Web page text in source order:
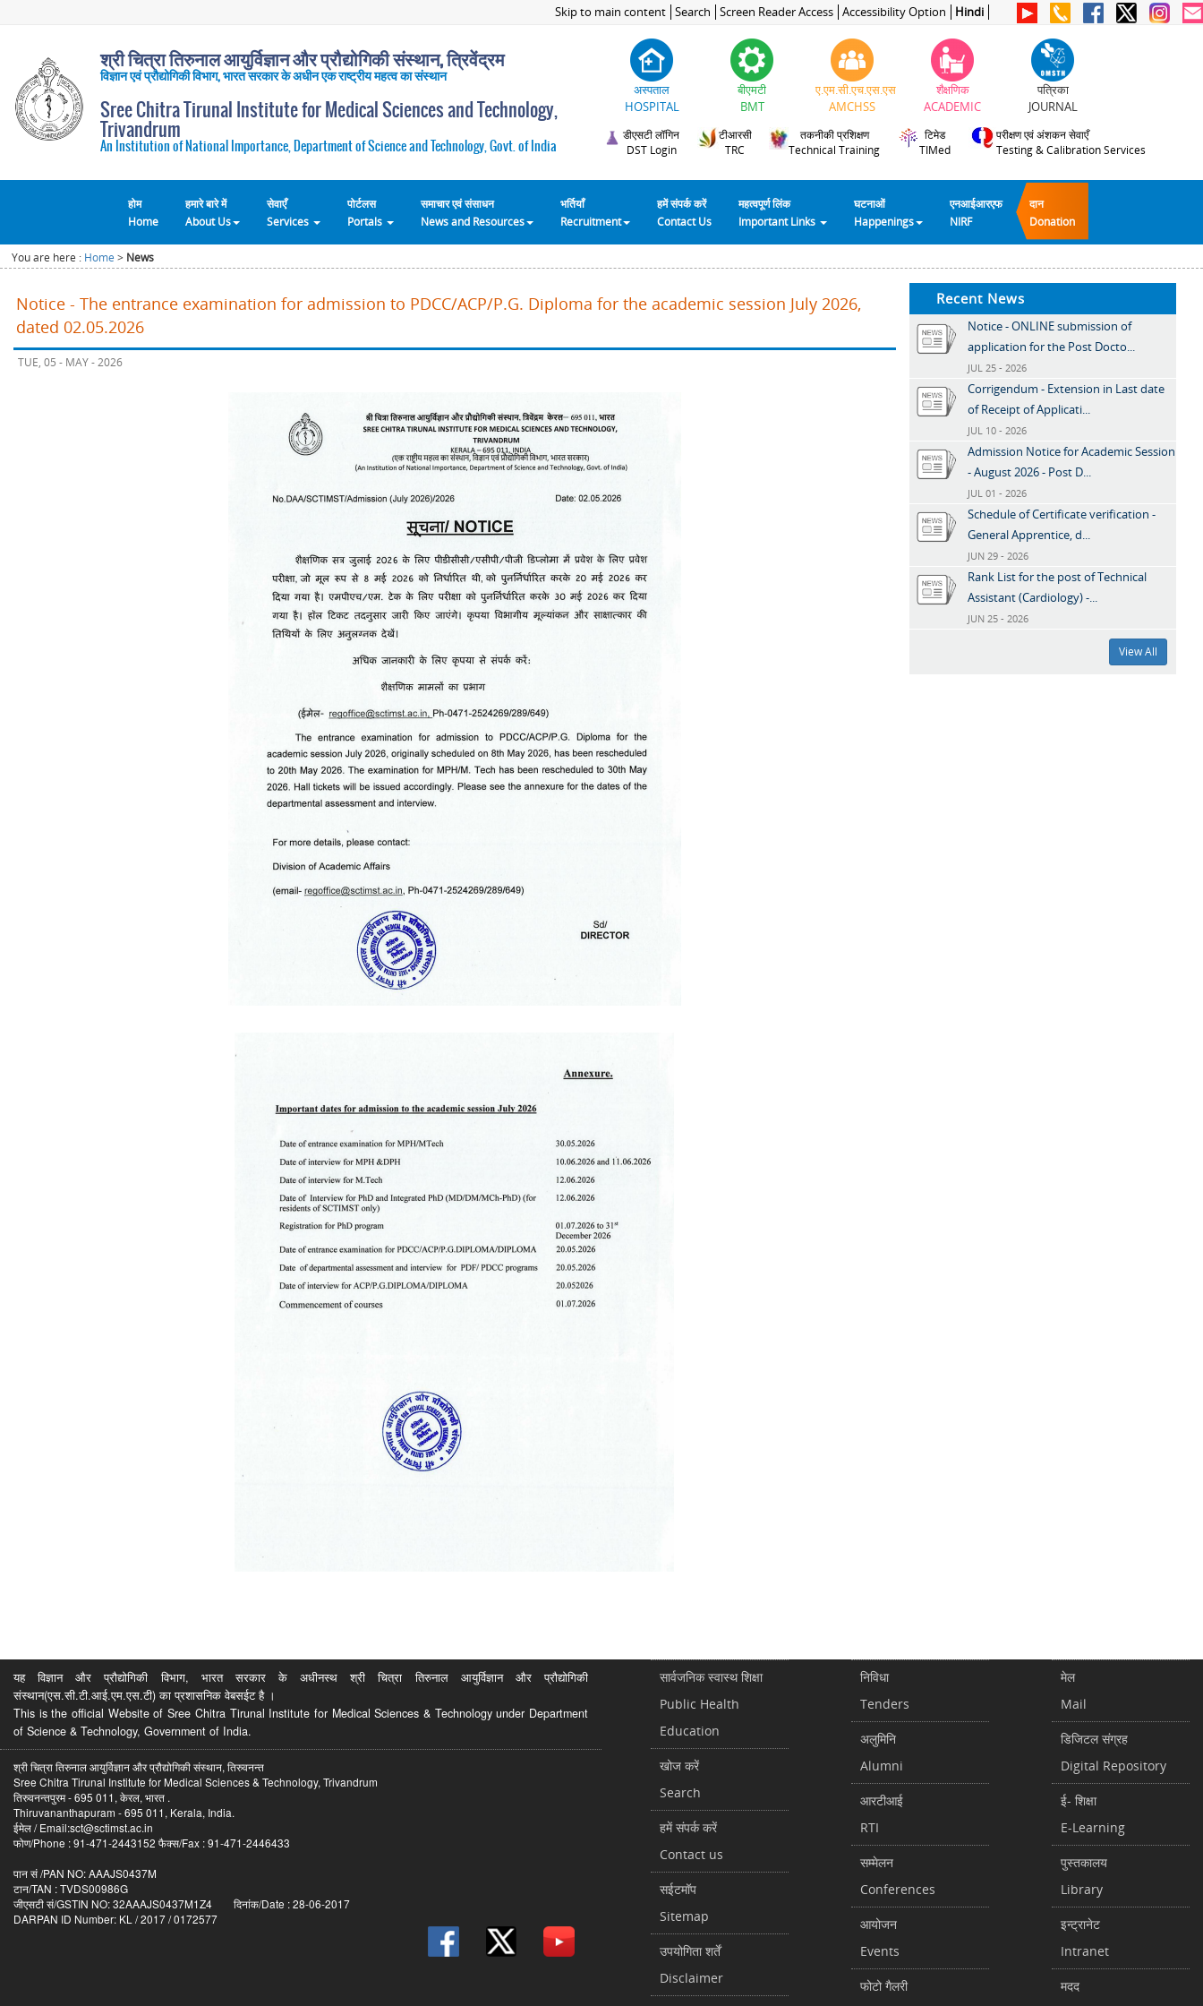
Skip to main content Search Screen Reader Access Accessibility Option Hindi
श्री चित्रा तिरुनाल आयुर्विज्ञान और प्रौद्योगिकी संस्थान, त्रिवेंद्रम
विज्ञान एवं प्रौद्योगिकी विभाग, भारत सरकार के अधीन एक राष्ट्रीय महत्व का संस्थान
Sree Chitra Tirunal Institute for Medical Sciences and Technology,
Trivandrum
An Institution of National Importance, Department of Science and Technology, Govt. of India
अस्पताल
HOSPITAL
बीएमटी
BMT
ए.एम.सी.एच.एस.एस
AMCHSS
शैक्षणिक
ACADEMIC
पत्रिका
JOURNAL
डीएसटी लॉगिन
DST Login
टीआरसी
TRC
तकनीकी प्रशिक्षण
Technical Training
टिमेड
TIMed
परीक्षण एवं अंशकन सेवाएँ
Testing & Calibration Services
होम
Home
हमारे बारे में
About Us
सेवाएँ
Services
पोर्टलस
Portals
समाचार एवं संसाधन
News and Resources
भर्तियाँ
Recruitment
हमें संपर्क करें
Contact Us
महत्वपूर्ण लिंक
Important Links
घटनाओं
Happenings
एनआईआरएफ
NIRF
दान
Donation
You are here : Home > News
Notice - The entrance examination for admission to PDCC/ACP/P.G. Diploma for the academic session July 2026,
dated 02.05.2026
TUE, 05 - MAY - 2026
Recent News
Notice - ONLINE submission of
application for the Post Docto...
JUL 25 - 2026
Corrigendum - Extension in Last date
of Receipt of Applicati...
JUL 10 - 2026
Admission Notice for Academic Session
- August 2026 - Post D...
JUL 01 - 2026
Schedule of Certificate verification -
General Apprentice, d...
JUN 29 - 2026
Rank List for the post of Technical
Assistant (Cardiology) -...
JUN 25 - 2026
View All
यह विज्ञान और प्रौद्योगिकी विभाग, भारत सरकार के अधीनस्थ श्री चित्रा तिरुनाल आयुर्विज्ञान और प्रौद्योगिकी
संस्थान(एस.सी.टी.आई.एम.एस.टी) का प्रशासनिक वेबसईट है ।
This is the official Website of Sree Chitra Tirunal Institute for Medical Sciences & Technology under Department
of Science & Technology, Government of India.
श्री चित्रा तिरुनाल आयुर्विज्ञान और प्रौद्योगिकी संस्थान, तिरुवनन्त
Sree Chitra Tirunal Institute for Medical Sciences & Technology, Trivandrum
तिरुवनन्तपुरम - 695 011, केरल, भारत .
Thiruvananthapuram - 695 011, Kerala, India.
ईमेल / Email:sct@sctimst.ac.in
फोण/Phone : 91-471-2443152 फैक्स/Fax : 91-471-2446433
पान सं /PAN NO: AAAJS0437M
टान/TAN : TVDS00986G
जीएसटी सं/GSTIN NO: 32AAAJS0437M1Z4 दिनांक/Date : 28-06-2017
DARPAN ID Number: KL / 2017 / 0172577
सार्वजनिक स्वास्थ शिक्षा
Public Health
Education
खोज करें
Search
हमें संपर्क करें
Contact us
सईटमॉप
Sitemap
उपयोगिता शर्तें
Disclaimer
निविधा
Tenders
अलुमिनि
Alumni
आरटीआई
RTI
सम्मेलन
Conferences
आयोजन
Events
फोटो गैलरी
मेल
Mail
डिजिटल संग्रह
Digital Repository
ई- शिक्षा
E-Learning
पुस्तकालय
Library
इन्ट्रानेट
Intranet
मदद